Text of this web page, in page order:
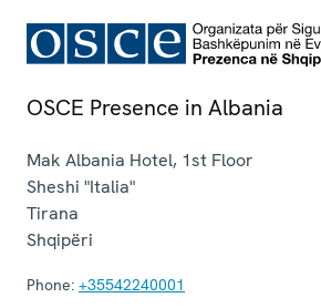
OSCE Presence in Albania
Mak Albania Hotel, 1st Floor
Sheshi "Italia"
Tirana
Shqipëri
Phone: +35542240001